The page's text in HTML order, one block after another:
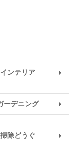
インテリア
ーデニング
掃除どうぐ